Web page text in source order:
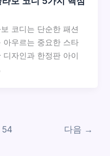
코디는 단순한 패션
아우르는 중요한 스타
자인과 한정판 아이
54 다음 →